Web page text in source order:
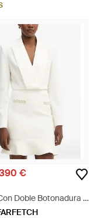
€
Doble Botonadura -